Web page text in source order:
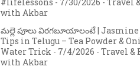
with Akbar
మల్లె పూలు విరగబూయాలంటే |
Tips in Telugu – Tea Powder &
Water Trick - 7/4/2026 - Travel &
with Akbar